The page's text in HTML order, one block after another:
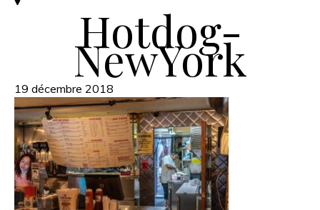
Hotdog-
NewYork
19 décembre 2018